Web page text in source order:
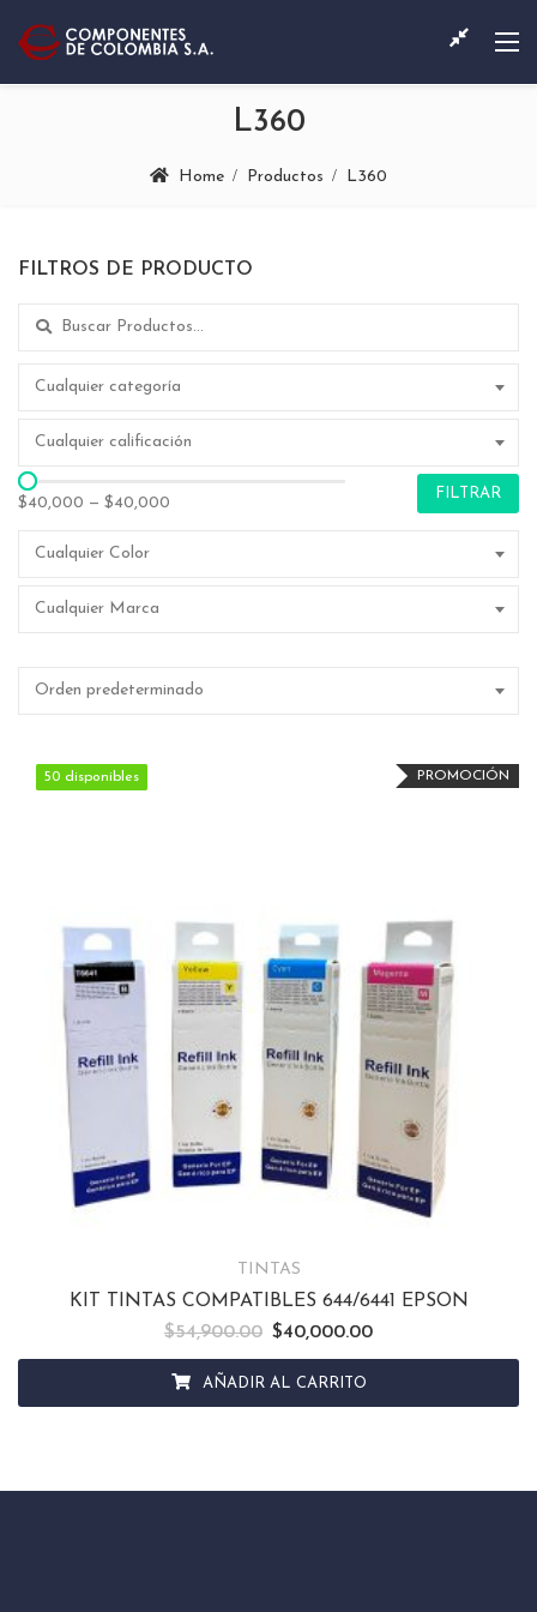
L360
Home Productos L360
FILTROS DE PRODUCTO
Search for:
Cualquier categoría
Cualquier calificación
$40,000 — $40,000
FILTRAR
Cualquier Color
Cualquier Marca
Orden predeterminado
PROMOCIÓN
50 disponibles
50 disponibles
TINTAS
KIT TINTAS COMPATIBLES 644/6441 EPSON
$54,900.00 El precio original era: $54,900.00.
$40,000.00
AÑADIR AL CARRITO